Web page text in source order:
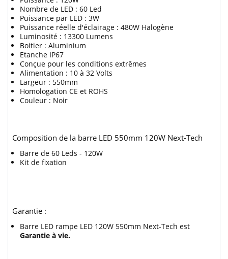
Nombre de LED : 60 Led
Puissance par LED : 3W
Puissance réelle d'éclairage : 480W Halogène
Luminosité : 13300 Lumens
Boitier : Aluminium
Etanche IP67
Conçue pour les conditions extrêmes
Alimentation : 10 à 32 Volts
Largeur : 550mm
Homologation CE et ROHS
Couleur : Noir
Composition de la barre LED 550mm 120W Next-Tech
Barre de 60 Leds - 120W
Kit de fixation
Garantie :
Barre LED rampe LED 120W 550mm Next-Tech est
Garantie à vie.